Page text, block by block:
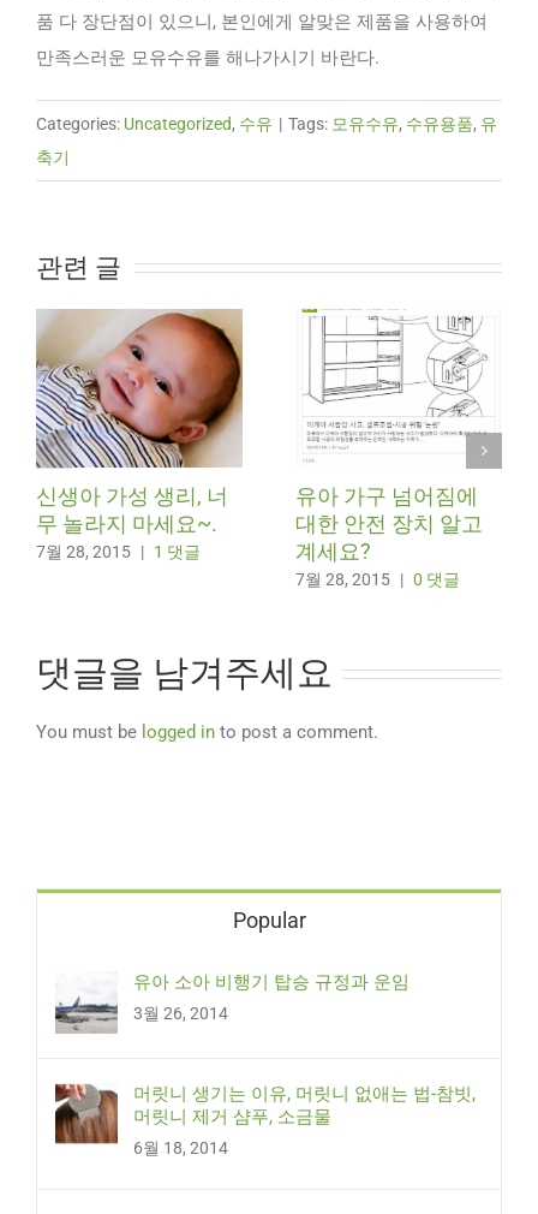
품 다 장단점이 있으니, 본인에게 알맞은 제품을 사용하여
만족스러운 모유수유를 해나가시기 바란다.
Categories: Uncategorized, 수유 | Tags: 모유수유, 수유용품, 유
축기
관련 글
신생아 가성 생리, 너
무 놀라지 마세요~.
7월 28, 2015 | 1 댓글
유아 가구 넘어짐에
대한 안전 장치 알고
계세요?
7월 28, 2015 | 0 댓글
댓글을 남겨주세요
You must be logged in to post a comment.
Popular
유아 소아 비행기 탑승 규정과 운임
3월 26, 2014
머릿니 생기는 이유, 머릿니 없애는 법-참빗,
머릿니 제거 샴푸, 소금물
6월 18, 2014